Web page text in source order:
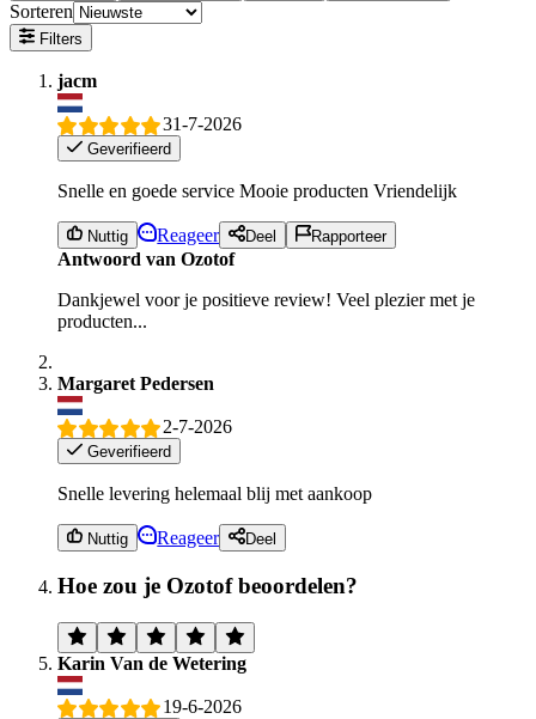
Sorteren
Filters
jacm
31-7-2026
Geverifieerd
Snelle en goede service Mooie producten Vriendelijk
Nuttig Reageer Deel Rapporteer
Antwoord van Ozotof
Dankjewel voor je positieve review! Veel plezier met je
producten...
Margaret Pedersen
2-7-2026
Geverifieerd
Snelle levering helemaal blij met aankoop
Nuttig Reageer Deel
Hoe zou je Ozotof beoordelen?
Karin Van de Wetering
19-6-2026